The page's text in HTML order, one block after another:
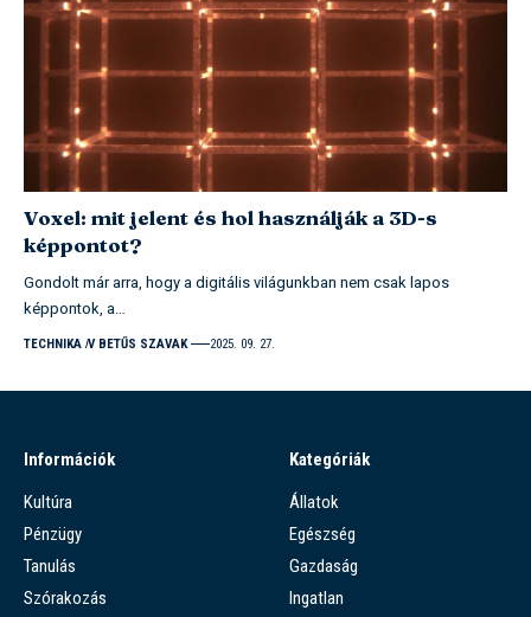
Voxel: mit jelent és hol használják a 3D-s
képpontot?
Gondolt már arra, hogy a digitális világunkban nem csak lapos
képpontok, a…
TECHNIKA V BETŰS SZAVAK 2025. 09. 27.
Információk
Kultúra
Pénzügy
Tanulás
Szórakozás
Kategóriák
Állatok
Egészség
Gazdaság
Ingatlan